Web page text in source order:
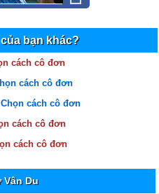
bạn khác?
cách cô đơn
cách cô đơn
cách cô đơn
cách cô đơn
cách cô đơn
Vân Du